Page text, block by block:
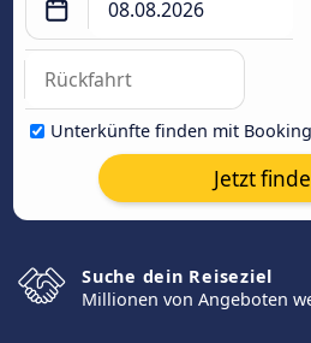
Unterkünfte finden mit
Jetzt
Suche dein Reiseziel
Millionen von Angeboten